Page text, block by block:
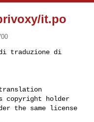
it.po
traduzione di
copyright holder
the same license